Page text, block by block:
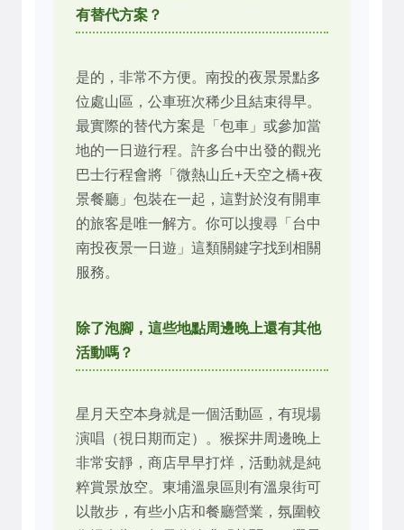
有替代方案？
是的，非常不方便。南投的夜景景點多
位處山區，公車班次稀少且結束得早。
最實際的替代方案是「包車」或參加當
地的一日遊行程。許多台中出發的觀光
巴士行程會將「微熱山丘+天空之橋+夜
景餐廳」包裝在一起，這對於沒有開車
的旅客是唯一解方。你可以搜尋「台中
南投夜景一日遊」這類關鍵字找到相關
服務。
除了泡腳，這些地點周邊晚上還有其他
活動嗎？
星月天空本身就是一個活動區，有現場
演唱（視日期而定）。猴探井周邊晚上
非常安靜，商店早早打烊，活動就是純
粹賞景放空。東埔溫泉區則有溫泉街可
以散步，有些小店和餐廳營業，氛圍較